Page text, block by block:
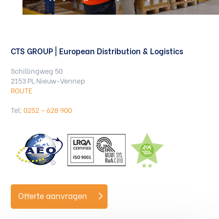
CTS GROUP | European Distribution & Logistics
Schillingweg 50
2153 PL Nieuw-Vennep
ROUTE
Tel:0252 – 628 900
Offerte aanvragen